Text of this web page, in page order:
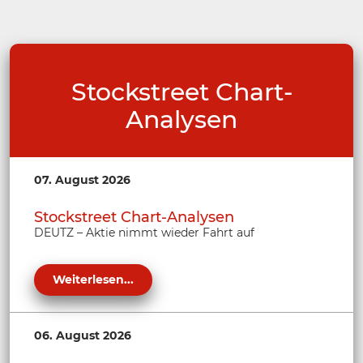
Stockstreet Chart-
Analysen
07. August 2026
Stockstreet Chart-Analysen
DEUTZ – Aktie nimmt wieder Fahrt auf
Weiterlesen...
06. August 2026